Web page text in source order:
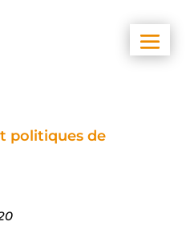
politiques de